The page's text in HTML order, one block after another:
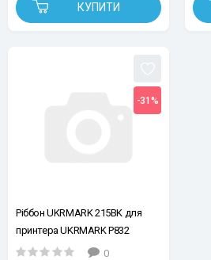
КУПИТИ
-31%
Ріббон UKRMARK 215BK для
принтера UKRMARK P832
0